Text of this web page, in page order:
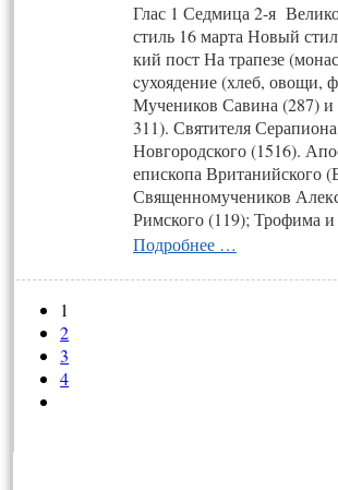
Глас 1 Сед­ми­ца 2-я
стиль 16 марта Новый
кий пост На тра­пе­зе
cу­хо­яде­ние (хлеб, ово­щи,
Мучеников Савина (287)
311). Святителя
Новгородского (1516).
епископа Вританийского
Священномучеников
Римского (119); Трофима и
Подробнее …
1
2
3
4